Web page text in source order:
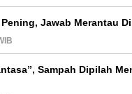
Jawab Merantau
Sampah Dipilah